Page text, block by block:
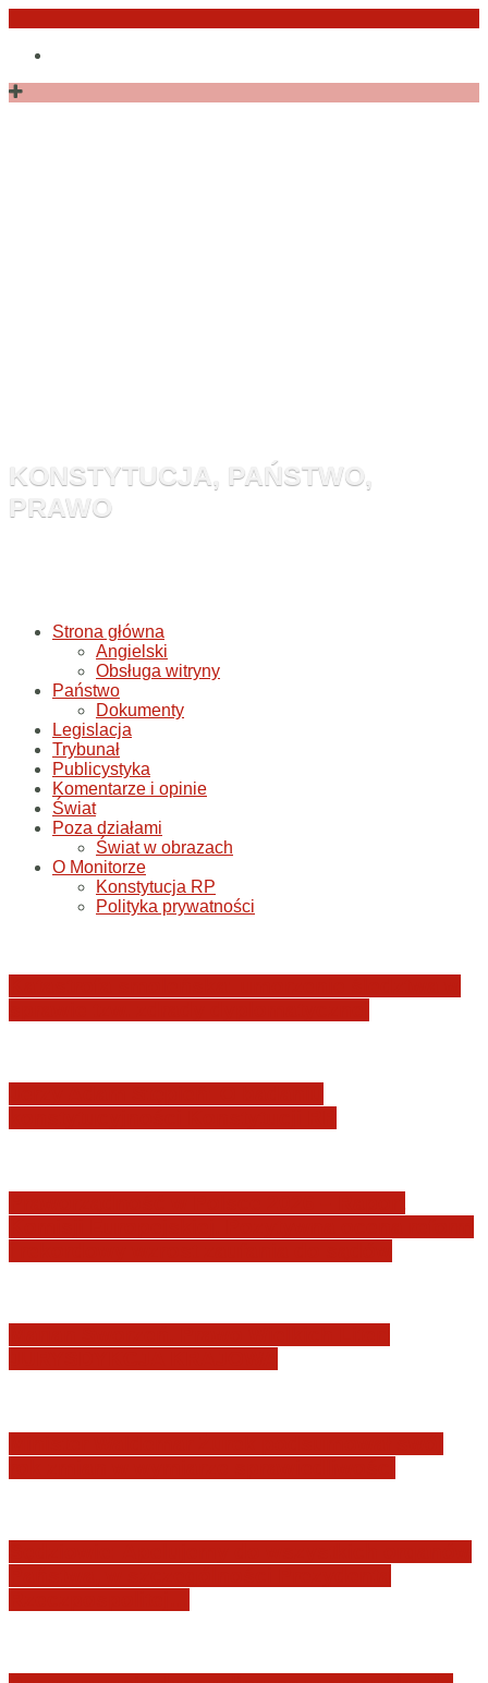
Przejdź
treści
KONSTYTUCJA, PAŃSTWO,
PRAWO
Strona główna
Angielski
Obsługa witryny
Państwo
Dokumenty
Legislacja
Trybunał
Publicystyka
Komentarze i opinie
Świat
Poza działami
Świat w obrazach
O Monitorze
Konstytucja RP
Polityka prywatności